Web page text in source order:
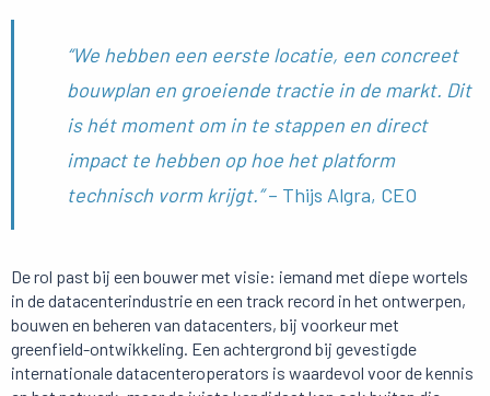
“We hebben een eerste locatie, een concreet
bouwplan en groeiende tractie in de markt. Dit
is hét moment om in te stappen en direct
impact te hebben op hoe het platform
technisch vorm krijgt.”– Thijs Algra, CEO
De rol past bij een bouwer met visie: iemand met diepe wortels
in de datacenterindustrie en een track record in het ontwerpen,
bouwen en beheren van datacenters, bij voorkeur met
greenfield-ontwikkeling. Een achtergrond bij gevestigde
internationale datacenteroperators is waardevol voor de kennis